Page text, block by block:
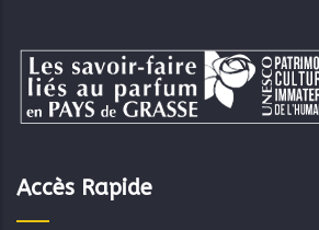
Accès Rapide